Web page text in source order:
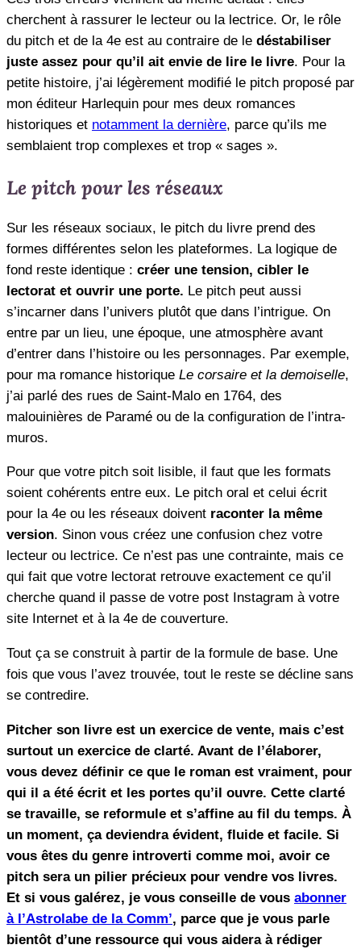
cherchent à rassurer le lecteur ou la lectrice. Or, le rôle
du pitch et de la 4e est au contraire de le déstabiliser
juste assez pour qu’il ait envie de lire le livre. Pour la
petite histoire, j’ai légèrement modifié le pitch proposé par
mon éditeur Harlequin pour mes deux romances
historiques et notamment la dernière, parce qu’ils me
semblaient trop complexes et trop « sages ».
Le pitch pour les réseaux
Sur les réseaux sociaux, le pitch du livre prend des
formes différentes selon les plateformes. La logique de
fond reste identique : créer une tension, cibler le
lectorat et ouvrir une porte. Le pitch peut aussi
s’incarner dans l’univers plutôt que dans l’intrigue. On
entre par un lieu, une époque, une atmosphère avant
d’entrer dans l’histoire ou les personnages. Par exemple,
pour ma romance historique Le corsaire et la demoiselle,
j’ai parlé des rues de Saint-Malo en 1764, des
malouinières de Paramé ou de la configuration de l’intra-
muros.
Pour que votre pitch soit lisible, il faut que les formats
soient cohérents entre eux. Le pitch oral et celui écrit
pour la 4e ou les réseaux doivent raconter la même
version. Sinon vous créez une confusion chez votre
lecteur ou lectrice. Ce n’est pas une contrainte, mais ce
qui fait que votre lectorat retrouve exactement ce qu’il
cherche quand il passe de votre post Instagram à votre
site Internet et à la 4e de couverture.
Tout ça se construit à partir de la formule de base. Une
fois que vous l’avez trouvée, tout le reste se décline sans
se contredire.
Pitcher son livre est un exercice de vente, mais c’est
surtout un exercice de clarté. Avant de l’élaborer,
vous devez définir ce que le roman est vraiment, pour
qui il a été écrit et les portes qu’il ouvre. Cette clarté
se travaille, se reformule et s’affine au fil du temps. À
un moment, ça deviendra évident, fluide et facile. Si
vous êtes du genre introverti comme moi, avoir ce
pitch sera un pilier précieux pour vendre vos livres.
Et si vous galérez, je vous conseille de vous abonner
à l’Astrolabe de la Comm’, parce que je vous parle
bientôt d’une ressource qui vous aidera à rédiger